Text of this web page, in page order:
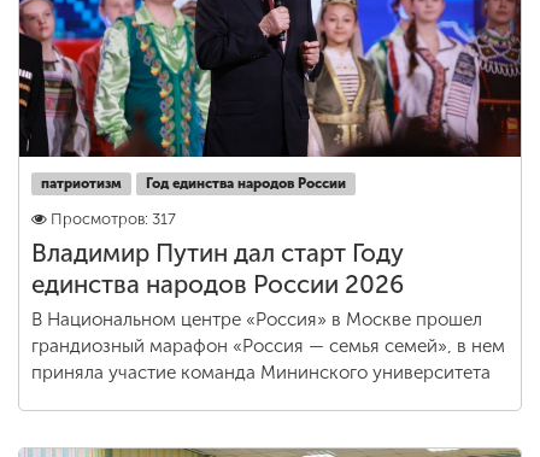
патриотизм Год единства народов России
Просмотров: 317
Владимир Путин дал старт Году
единства народов России 2026
В Национальном центре «Россия» в Москве прошел
грандиозный марафон «Россия — семья семей», в нем
приняла участие команда Мининского университета